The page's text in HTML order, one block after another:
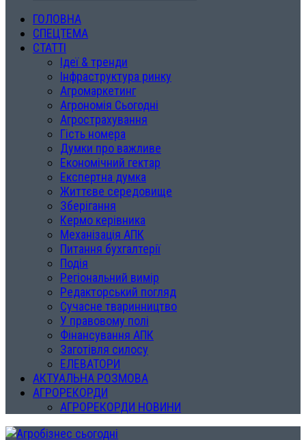
ГОЛОВНА
СПЕЦТЕМА
СТАТТІ
Ідеї & тренди
Інфраструктура ринку
Агромаркетинг
Агрономія Сьогодні
Агрострахування
Гість номера
Думки про важливе
Економічний гектар
Експертна думка
Життєве середовище
Зберігання
Кермо керівника
Механізація АПК
Питання бухгалтерії
Подія
Регіональний вимір
Редакторський погляд
Сучасне тваринництво
У правовому полі
Фінансування АПК
Заготівля силосу
ЕЛЕВАТОРИ
АКТУАЛЬНА РОЗМОВА
АГРОРЕКОРДИ
АГРОРЕКОРДИ НОВИНИ